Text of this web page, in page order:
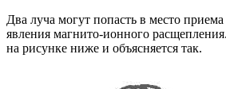
Два луча могут попасть в место приема
явления магнито-ионного
на рисунке ниже и объясняется так.